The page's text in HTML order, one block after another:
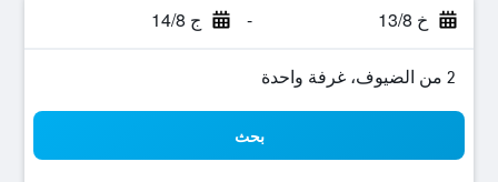
خ 13/8 - ج 14/8
2 من الضيوف، غرفة واحدة
بحث